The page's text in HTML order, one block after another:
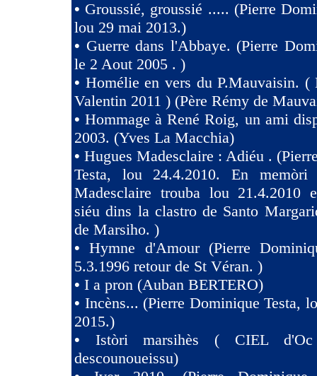
• Groussié, groussié ..... (Pierre
lou 29 mai 2013.)
• Guerre dans l'Abbaye. (Pierre
le 2 Aout 2005 . )
• Homélie en vers du P.Mauvaisin. (
Valentin 2011 ) (Père Rémy de
•Hommage à René Roig, un ami
2003. (Yves La Macchia)
• Hugues Madesclaire : Adiéu .
Testa, lou 24.4.2010. En memòri
Madesclaire trouba lou 21.4.2010
siéu dins la clastro de Santo
de Marsiho. )
•Hymne d'Amour (Pierre
5.3.1996 retour de St Véran. )
• I a pron (Auban BERTERO)
• Incèns... (Pierre Dominique Testa,
2015.)
• Istòri marsihès ( CIEL
descounoueissu)